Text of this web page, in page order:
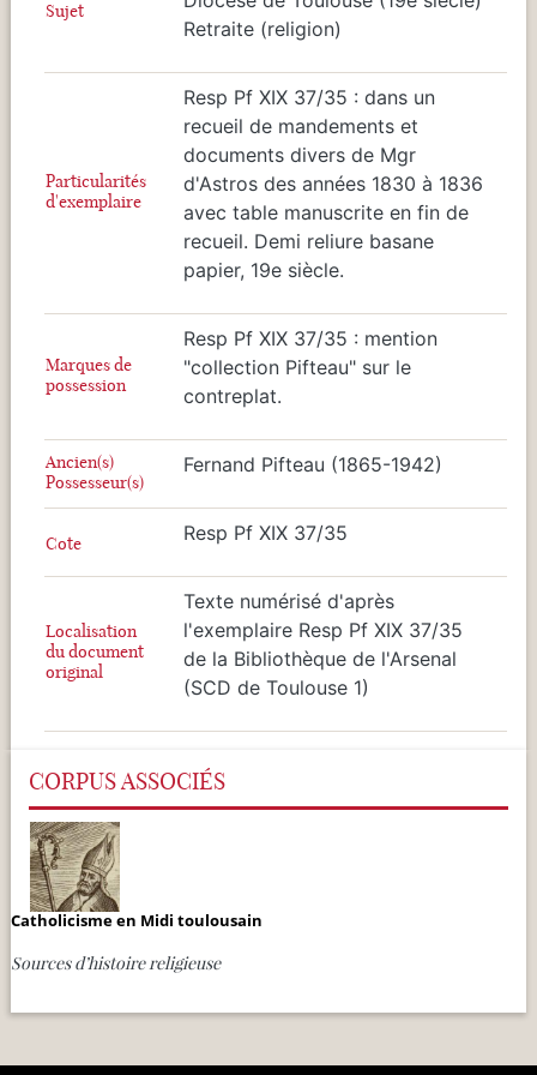
Sujet
Retraite (religion)
Particularités
d'exemplaire
Resp Pf XIX 37/35 : dans un
recueil de mandements et
documents divers de Mgr
d'Astros des années 1830 à 1836
avec table manuscrite en fin de
recueil. Demi reliure basane
papier, 19e siècle.
Marques de
possession
Resp Pf XIX 37/35 : mention
"collection Pifteau" sur le
contreplat.
Ancien(s)
Possesseur(s)
Fernand Pifteau (1865-1942)
Cote Resp Pf XIX 37/35
Localisation
du document
original
Texte numérisé d'après
l'exemplaire Resp Pf XIX 37/35
de la Bibliothèque de l'Arsenal
(SCD de Toulouse 1)
CORPUS ASSOCIÉS
Catholicisme en Midi toulousain
Sources d’histoire religieuse